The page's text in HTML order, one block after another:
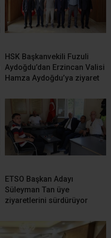
HSK Başkanvekili Fuzuli
Aydoğdu’dan Erzincan Valisi
Hamza Aydoğdu’ya ziyaret
ETSO Başkan Adayı
Süleyman Tan üye
ziyaretlerini sürdürüyor